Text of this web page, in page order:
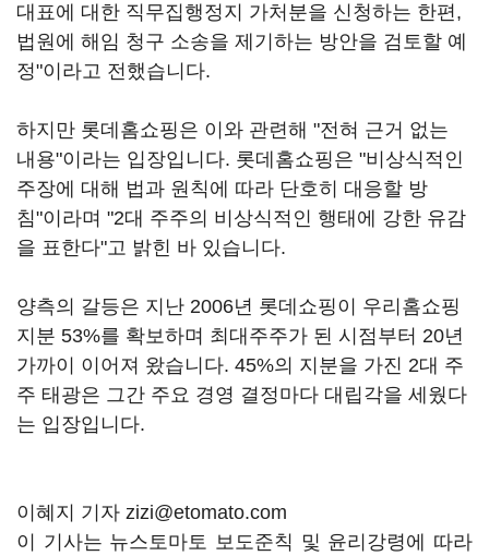
대표에 대한 직무집행정지 가처분을 신청하는 한편,
법원에 해임 청구 소송을 제기하는 방안을 검토할 예
정"이라고 전했습니다.
하지만 롯데홈쇼핑은 이와 관련해 "전혀 근거 없는
내용"이라는 입장입니다. 롯데홈쇼핑은 "비상식적인
주장에 대해 법과 원칙에 따라 단호히 대응할 방
침"이라며 "2대 주주의 비상식적인 행태에 강한 유감
을 표한다"고 밝힌 바 있습니다.
양측의 갈등은 지난 2006년 롯데쇼핑이 우리홈쇼핑
지분 53%를 확보하며 최대주주가 된 시점부터 20년
가까이 이어져 왔습니다. 45%의 지분을 가진 2대 주
주 태광은 그간 주요 경영 결정마다 대립각을 세웠다
는 입장입니다.
이혜지 기자 zizi@etomato.com
이 기사는 뉴스토마토 보도준칙 및 윤리강령에 따라